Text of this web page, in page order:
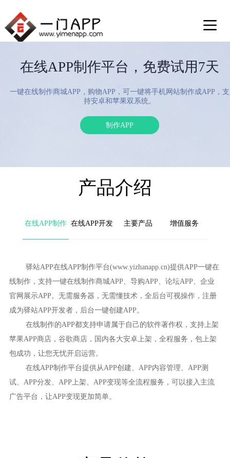
在线APP制作平台，免费试用7天
一键在线制作商城APP，购物APP，可一键将手机网站制作成APP，支
持安卓和苹果双系统。
制作APP
产品介绍
在线APP制作 在线APP开发 主要产品 增值服务
驿站APP在线APP制作平台(www.yizhanapp.cn)提供APP一键在
线制作，支持一键在线制作商城APP、导购APP、论坛APP、企业
官网展示APP。无需服务器，无需懂技术，全后台可视操作，注册
成为驿站APP开发者，后台一键创建APP。
在线制作的APP都支持申请属于自己的软件著作权，支持上架
苹果APP商店，谷歌商店，国内各大安卓上架，全程服务，包上架
包成功，让您无忧开启运营。
在线APP制作平台提供从APP创建、APP内容管理、APP测
试、APP分发、APP上架、APP变现等全流程服务，可以接入主流
广告平台，让APP变现更加简单。